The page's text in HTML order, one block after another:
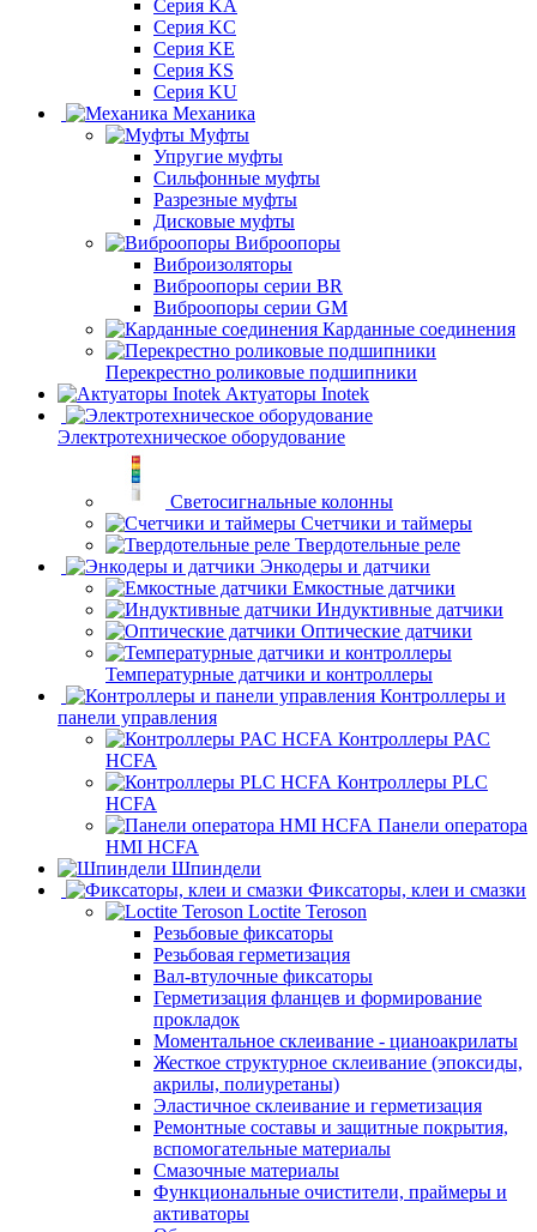
Серия KA
Серия KC
Серия KE
Серия KS
Серия KU
Механика
Муфты
Упругие муфты
Сильфонные муфты
Разрезные муфты
Дисковые муфты
Виброопоры
Виброизоляторы
Виброопоры серии BR
Виброопоры серии GM
Карданные соединения
Перекрестно роликовые подшипники
Актуаторы Inotek
Электротехническое оборудование
Светосигнальные колонны
Счетчики и таймеры
Твердотельные реле
Энкодеры и датчики
Емкостные датчики
Индуктивные датчики
Оптические датчики
Температурные датчики и контроллеры
Контроллеры и
панели управления
Контроллеры PAC
HCFA
Контроллеры PLC
HCFA
Панели оператора
HMI HCFA
Шпиндели
Фиксаторы, клеи и смазки
Loctite Teroson
Резьбовые фиксаторы
Резьбовая герметизация
Вал-втулочные фиксаторы
Герметизация фланцев и формирование
прокладок
Моментальное склеивание - цианоакрилаты
Жесткое структурное склеивание (эпоксиды,
акрилы, полиуретаны)
Эластичное склеивание и герметизация
Ремонтные составы и защитные покрытия,
вспомогательные материалы
Смазочные материалы
Функциональные очистители, праймеры и
активаторы